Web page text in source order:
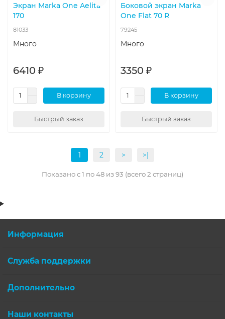
Экран Marka One Aelita
170
81033
Много
6410 ₽
В корзину
Быстрый заказ
Боковой экран Marka
One Flat 70 R
79245
Много
3350 ₽
В корзину
Быстрый заказ
1 2 > >|
Показано с 1 по 48 из 93 (всего 2 страниц)
Информация
Служба поддержки
Дополнительно
Наши контакты